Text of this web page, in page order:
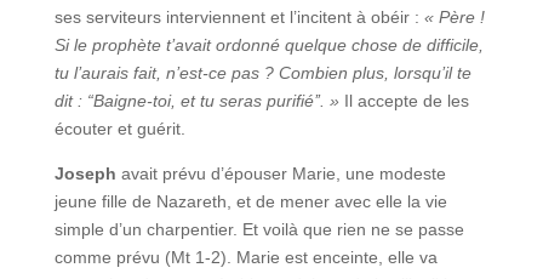
ses serviteurs interviennent et l’incitent à obéir : « Père !
Si le prophète t’avait ordonné quelque chose de difficile,
tu l’aurais fait, n’est-ce pas ? Combien plus, lorsqu’il te
dit : “Baigne-toi, et tu seras purifié’’. » Il accepte de les
écouter et guérit.
Joseph avait prévu d’épouser Marie, une modeste
jeune fille de Nazareth, et de mener avec elle la vie
simple d’un charpentier. Et voilà que rien ne se passe
comme prévu (Mt 1-2). Marie est enceinte, elle va